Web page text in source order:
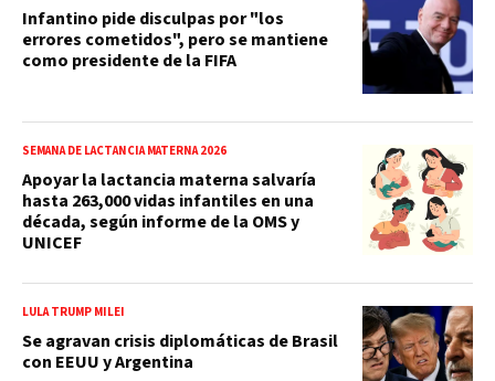
Infantino pide disculpas por "los
errores cometidos", pero se mantiene
como presidente de la FIFA
SEMANA DE LACTANCIA MATERNA 2026
Apoyar la lactancia materna salvaría
hasta 263,000 vidas infantiles en una
década, según informe de la OMS y
UNICEF
LULA TRUMP MILEI
Se agravan crisis diplomáticas de Brasil
con EEUU y Argentina